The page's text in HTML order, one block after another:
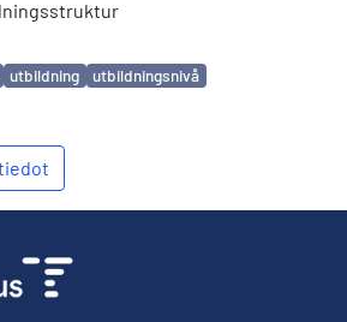
utbildning utbildningsnivå